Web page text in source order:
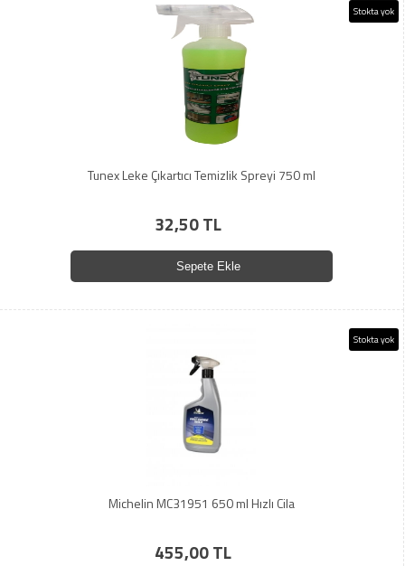
Stokta yok
Tunex Leke Çıkartıcı Temizlik Spreyi 750 ml
32,50 TL
Sepete Ekle
Stokta yok
Michelin MC31951 650 ml Hızlı Cila
455,00 TL